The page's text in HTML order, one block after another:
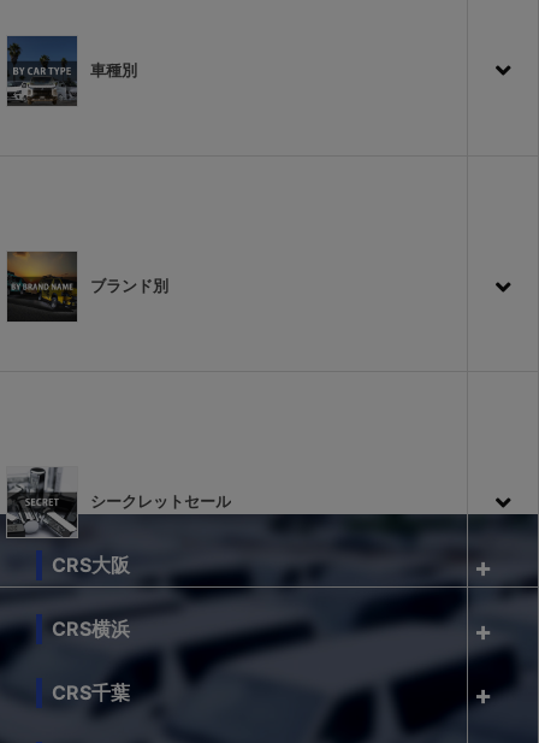
車種別
ブランド別
シークレットセール
CRS大阪
CRS横浜
CRS千葉